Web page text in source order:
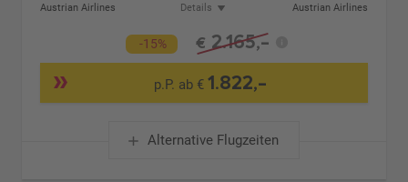
Austrian Airlines
Details
Austrian Airlines
-15% € 2.165,-
p.P. ab €1.822,-
Alternative Flugzeiten